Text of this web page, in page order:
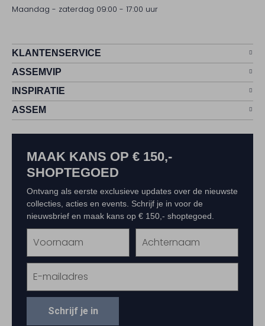
Maandag - zaterdag 09:00 - 17:00 uur
KLANTENSERVICE
ASSEMVIP
INSPIRATIE
ASSEM
MAAK KANS OP € 150,-
SHOPTEGOED
Ontvang als eerste exclusieve updates over de nieuwste
collecties, acties en events. Schrijf je in voor de
nieuwsbrief en maak kans op € 150,- shoptegoed.
Schrijf je in